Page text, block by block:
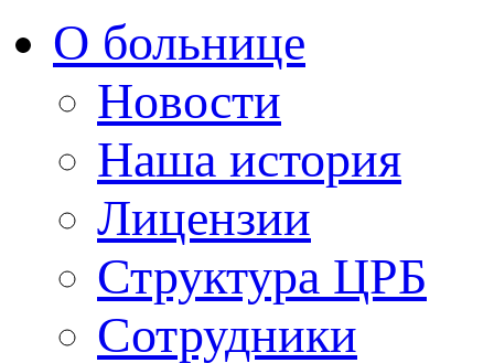
О больнице
Новости
Наша история
Лицензии
Структура ЦРБ
Сотрудники